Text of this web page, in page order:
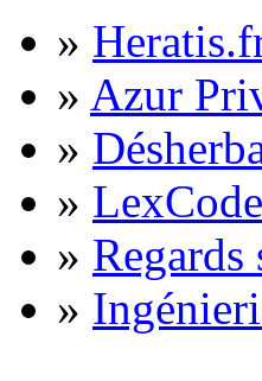
»
» Azur
»
»
»
»